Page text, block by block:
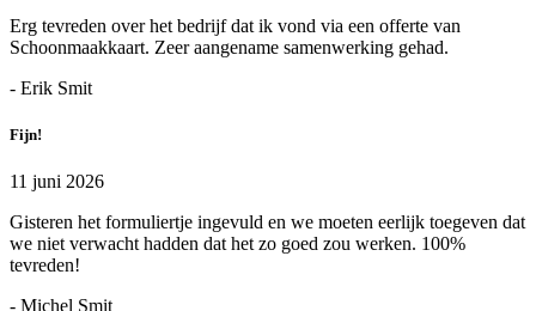
Erg tevreden over het bedrijf dat ik vond via een offerte van
Schoonmaakkaart. Zeer aangename samenwerking gehad.
- Erik Smit
Fijn!
11 juni 2026
Gisteren het formuliertje ingevuld en we moeten eerlijk toegeven dat
we niet verwacht hadden dat het zo goed zou werken. 100%
tevreden!
- Michel Smit